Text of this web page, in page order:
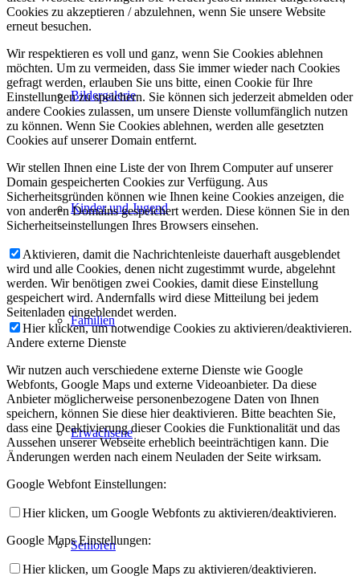
Bildergalerie
Kinder und Jugend
Familien
Erwachsene
Senioren
Cookies zu akzeptieren / abzulehnen, wenn Sie unsere Website
erneut besuchen.
Wir respektieren es voll und ganz, wenn Sie Cookies ablehnen
möchten. Um zu vermeiden, dass Sie immer wieder nach Cookies
gefragt werden, erlauben Sie uns bitte, einen Cookie für Ihre
Einstellungen zu speichern. Sie können sich jederzeit abmelden oder
andere Cookies zulassen, um unsere Dienste vollumfänglich nutzen
zu können. Wenn Sie Cookies ablehnen, werden alle gesetzten
Cookies auf unserer Domain entfernt.
Wir stellen Ihnen eine Liste der von Ihrem Computer auf unserer
Domain gespeicherten Cookies zur Verfügung. Aus
Sicherheitsgründen können wie Ihnen keine Cookies anzeigen, die
von anderen Domains gespeichert werden. Diese können Sie in den
Sicherheitseinstellungen Ihres Browsers einsehen.
Aktivieren, damit die Nachrichtenleiste dauerhaft ausgeblendet
wird und alle Cookies, denen nicht zugestimmt wurde, abgelehnt
werden. Wir benötigen zwei Cookies, damit diese Einstellung
gespeichert wird. Andernfalls wird diese Mitteilung bei jedem
Seitenladen eingeblendet werden.
Hier klicken, um notwendige Cookies zu aktivieren/deaktivieren.
Andere externe Dienste
Wir nutzen auch verschiedene externe Dienste wie Google
Webfonts, Google Maps und externe Videoanbieter. Da diese
Anbieter möglicherweise personenbezogene Daten von Ihnen
speichern, können Sie diese hier deaktivieren. Bitte beachten Sie,
dass eine Deaktivierung dieser Cookies die Funktionalität und das
Aussehen unserer Webseite erheblich beeinträchtigen kann. Die
Änderungen werden nach einem Neuladen der Seite wirksam.
Google Webfont Einstellungen:
Hier klicken, um Google Webfonts zu aktivieren/deaktivieren.
Google Maps Einstellungen:
Hier klicken, um Google Maps zu aktivieren/deaktivieren.